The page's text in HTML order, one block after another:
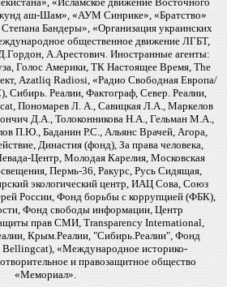
аш-Шам», «АУМ Синрике», «Братство»
Бандеры», «Организация украинских
общественное движение ЛГБТ,
А.Арестович. Иностранные агенты:
Голос Америки, ТК Настоящее Время, The
Azatliq Radiosi, «Радио Свободная Европа/
Сибирь. Реалии, Фактограф, Север. Реалии,
Пономарев Л. А., Савицкая Л.А., Маркелов
Д.А., Толоконникова Н.А., Гельман М.А.,
П.Ю., Баданин Р.С., Альянс Врачей, Агора,
Династия (фонд), За права человека,
Центр, Молодая Карелия, Московская
Пермь-36, Ракурс, Русь Сидящая,
экологический центр, ИАЦ Сова, Союз
России, Фонд борьбы с коррупцией (ФБК),
Фонд свободы информации, Центр
прав СМИ, Transparency International,
Крым.Реалии, "Сибирь.Реалии", Фонд
Bellingcat), «Международное историко-
и правозащитное общество
«Мемориал».